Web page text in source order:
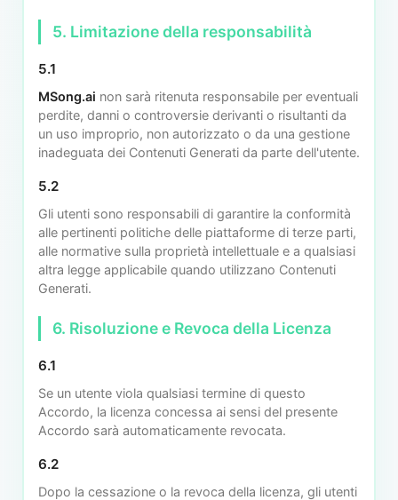
5. Limitazione della responsabilità
5.1
MSong.ai non sarà ritenuta responsabile per eventuali
perdite, danni o controversie derivanti o risultanti da
un uso improprio, non autorizzato o da una gestione
inadeguata dei Contenuti Generati da parte dell'utente.
5.2
Gli utenti sono responsabili di garantire la conformità
alle pertinenti politiche delle piattaforme di terze parti,
alle normative sulla proprietà intellettuale e a qualsiasi
altra legge applicabile quando utilizzano Contenuti
Generati.
6. Risoluzione e Revoca della Licenza
6.1
Se un utente viola qualsiasi termine di questo
Accordo, la licenza concessa ai sensi del presente
Accordo sarà automaticamente revocata.
6.2
Dopo la cessazione o la revoca della licenza, gli utenti